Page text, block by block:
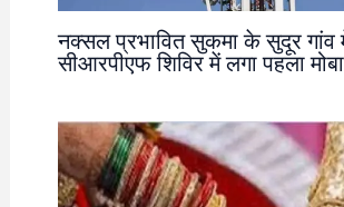
नक्सल प्रभावित सुकमा के सुदूर गांव
सीआरपीएफ शिविर में लगा पहला